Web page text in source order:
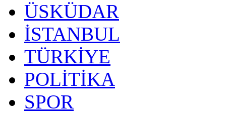
ÜSKÜDAR
İSTANBUL
TÜRKİYE
POLİTİKA
SPOR